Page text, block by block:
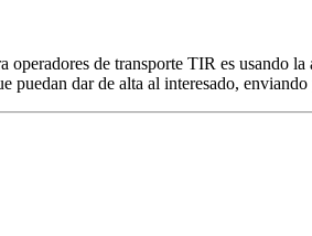
operadores de transporte TIR es
puedan dar de alta al interesado,